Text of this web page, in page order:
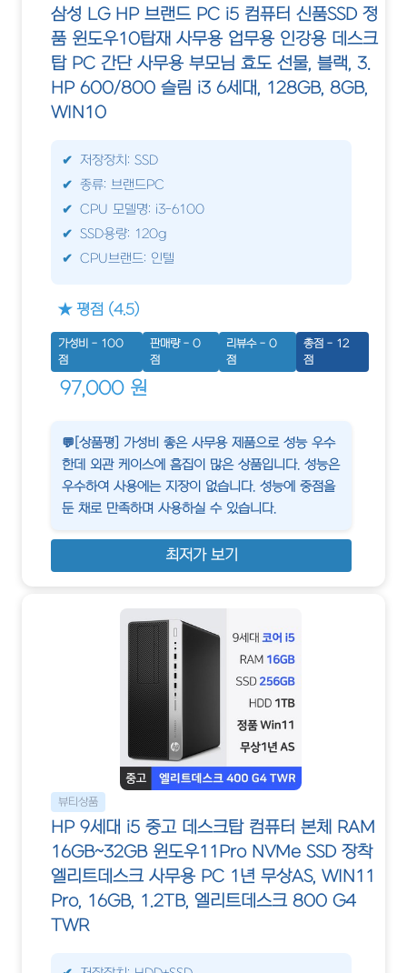
삼성 LG HP 브랜드 PC i5 컴퓨터 신품SSD 정
품 윈도우10탑재 사무용 업무용 인강용 데스크
탑 PC 간단 사무용 부모님 효도 선물, 블랙, 3.
HP 600/800 슬림 i3 6세대, 128GB, 8GB,
WIN10
저장장치: SSD
종류: 브랜드PC
CPU 모델명: i3-6100
SSD용량: 120g
CPU브랜드: 인텔
★ 평점 (4.5)
가성비 - 100
점
판매량 - 0
점
리뷰수 - 0
점
총점 - 12
점
97,000 원
💬[상품평] 가성비 좋은 사무용 제품으로 성능 우수
한데 외관 케이스에 흠집이 많은 상품입니다. 성능은
우수하여 사용에는 지장이 없습니다. 성능에 중점을
둔 채로 만족하며 사용하실 수 있습니다.
최저가 보기
뷰티상품
HP 9세대 i5 중고 데스크탑 컴퓨터 본체 RAM
16GB~32GB 윈도우11Pro NVMe SSD 장착
엘리트데스크 사무용 PC 1년 무상AS, WIN11
Pro, 16GB, 1.2TB, 엘리트데스크 800 G4
TWR